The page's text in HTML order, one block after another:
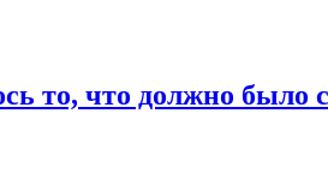
то, что должно было